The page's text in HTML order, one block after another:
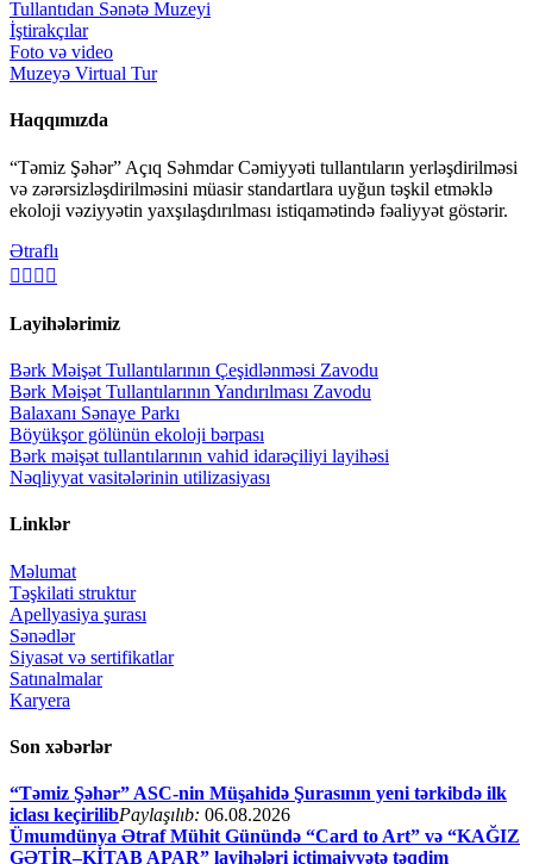
Tullantıdan Sənətə Muzeyi
İştirakçılar
Foto və video
Muzeyə Virtual Tur
Haqqımızda
“Təmiz Şəhər” Açıq Səhmdar Cəmiyyəti tullantıların yerləşdirilməsi
və zərərsizləşdirilməsini müasir standartlara uyğun təşkil etməklə
ekoloji vəziyyətin yaxşılaşdırılması istiqamətində fəaliyyət göstərir.
Ətraflı
Layihələrimiz
Bərk Məişət Tullantılarının Çeşidlənməsi Zavodu
Bərk Məişət Tullantılarının Yandırılması Zavodu
Balaxanı Sənaye Parkı
Böyükşor gölünün ekoloji bərpası
Bərk məişət tullantılarının vahid idarəçiliyi layihəsi
Nəqliyyat vasitələrinin utilizasiyası
Linklər
Məlumat
Təşkilati struktur
Apellyasiya şurası
Sənədlər
Siyasət və sertifikatlar
Satınalmalar
Karyera
Son xəbərlər
“Təmiz Şəhər” ASC-nin Müşahidə Şurasının yeni tərkibdə ilk
iclası keçirilibPaylaşılıb: 06.08.2026
Ümumdünya Ətraf Mühit Günündə “Card to Art” və “KAĞIZ
GƏTİR–KİTAB APAR” layihələri ictimaiyyətə təqdim